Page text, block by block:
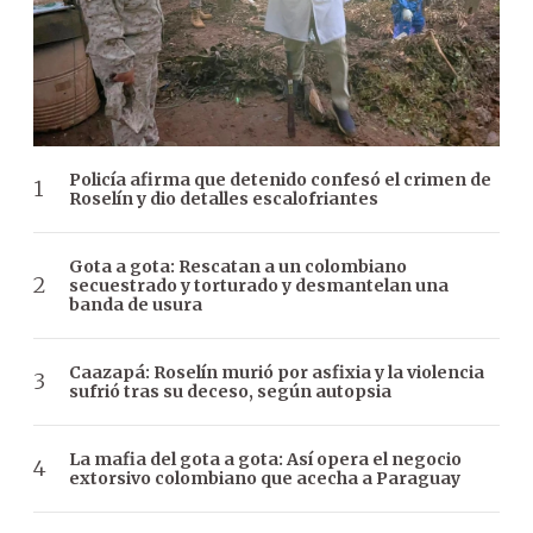
Policía afirma que detenido confesó el crimen de
Roselín y dio detalles escalofriantes
Gota a gota: Rescatan a un colombiano
secuestrado y torturado y desmantelan una
banda de usura
Caazapá: Roselín murió por asfixia y la violencia
sufrió tras su deceso, según autopsia
La mafia del gota a gota: Así opera el negocio
extorsivo colombiano que acecha a Paraguay